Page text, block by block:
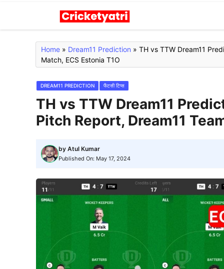
Home » Dream11 Prediction » TH vs TTW Dream11
Match, ECS Estonia T1O
DREAM11 PREDICTION फैंटसी टिप्स
TH vs TTW Dream11
Pitch Report, Dream11
by Atul Kumar
Published On: May 17, 2024